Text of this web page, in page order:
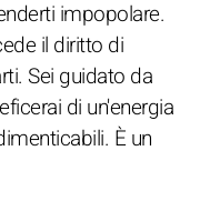
impopolare.
il diritto di
Sei guidato da
di un'energia
È un